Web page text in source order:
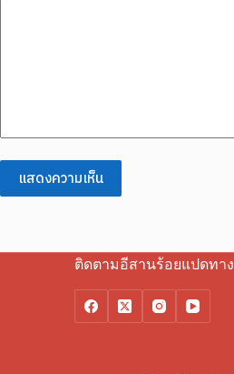
แสดงความเห็น
ติดตามอีสานร้อยแปดทา